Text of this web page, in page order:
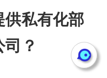
私有化部
？